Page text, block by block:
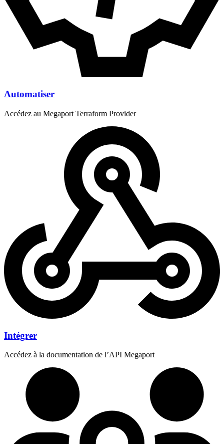
Automatiser
Accédez au Megaport Terraform Provider
Intégrer
Accédez à la documentation de l’API Megaport